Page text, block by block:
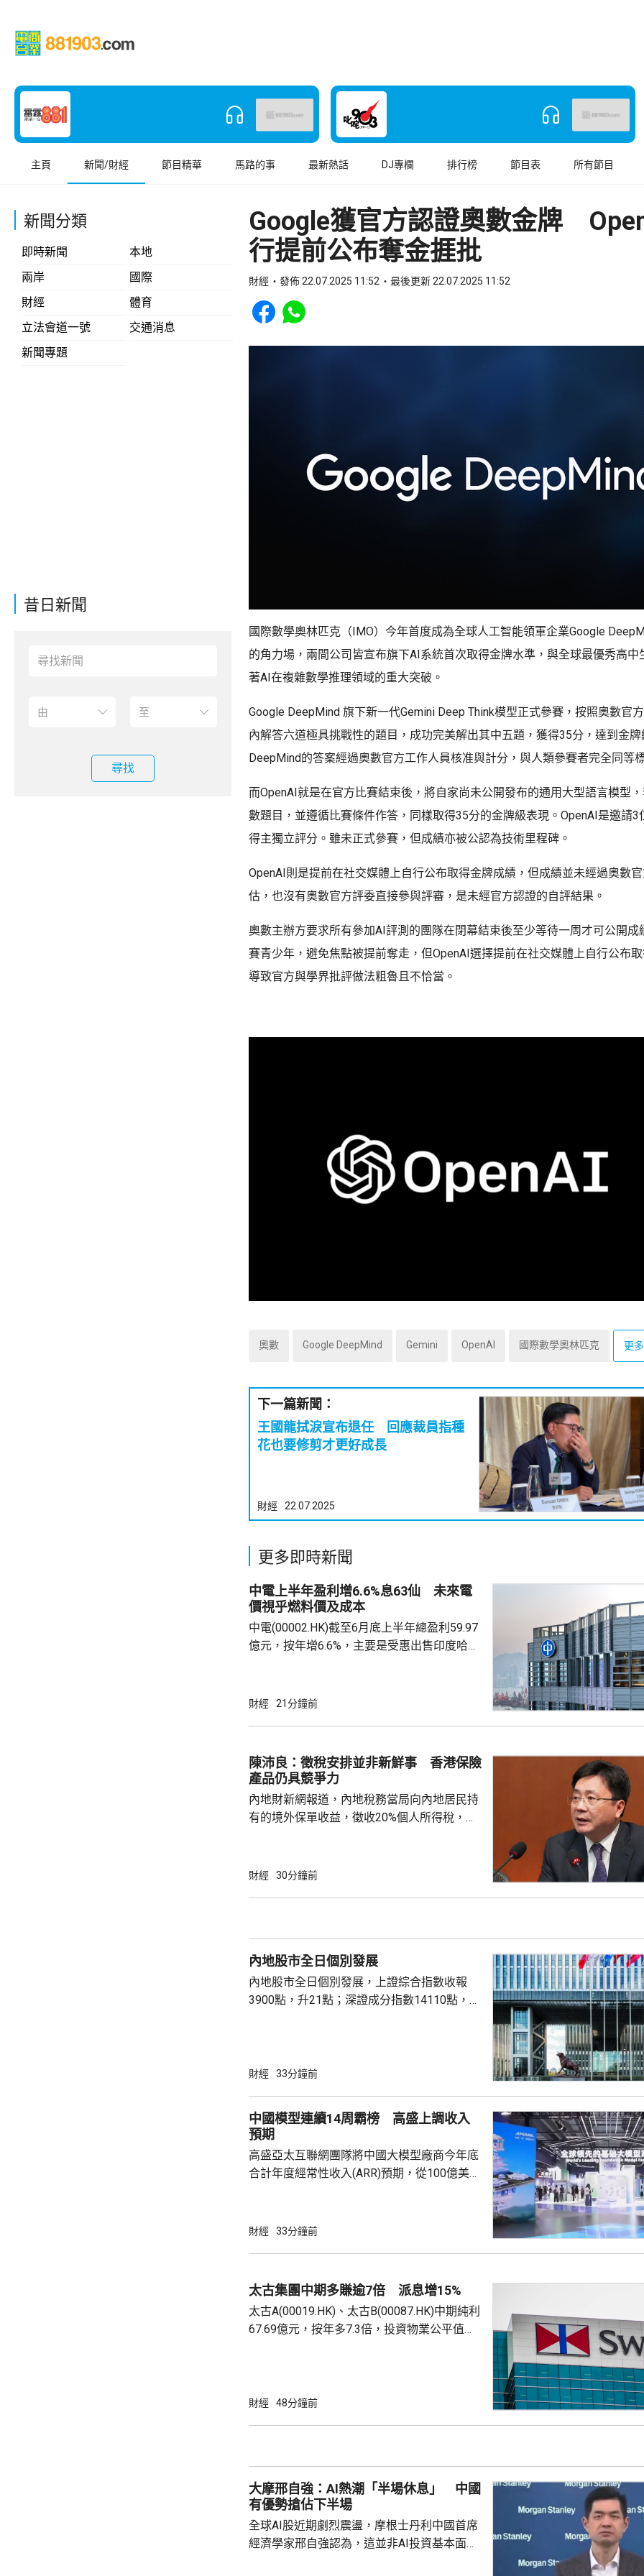
主頁 新聞/財經 節目精華 馬路的事 最新熱話 DJ專欄 排行榜 節目表 所有節目
新聞分類
即時新聞
本地
兩岸
國際
財經
體育
立法會道一號
交通消息
新聞專題
昔日新聞
尋找
Google獲官方認證奧數金牌
行提前公布奪金捱批
財經 發佈 22.07.2025 11:52 最後更新 22.07.2025 11:52
Share to Facebook
Share to WhatsApp
國際數學奧林匹克（IMO）今年首度成為全球人工智能領軍企業Google
的角力場，兩間公司皆宣布旗下AI系統首次取得金牌水準，與全球最優秀高中
著AI在複雜數學推理領域的重大突破。
Google DeepMind 旗下新一代Gemini Deep Think模型正式參賽，按照奧數官
內解答六道極具挑戰性的題目，成功完美解出其中五題，獲得35分，達到金
DeepMind的答案經過奧數官方工作人員核准與計分，與人類參賽者完全同等
而OpenAI就是在官方比賽結束後，將自家尚未公開發布的通用大型語言模型
數題目，並遵循比賽條件作答，同樣取得35分的金牌級表現。OpenAI是邀請3
得主獨立評分。雖未正式參賽，但成績亦被公認為技術里程碑。
OpenAI則是提前在社交媒體上自行公布取得金牌成績，但成績並未經過奧數
估，也沒有奧數官方評委直接參與評審，是未經官方認證的自評結果。
奧數主辦方要求所有參加AI評測的團隊在閉幕結束後至少等待一周才可公開成
賽青少年，避免焦點被提前奪走，但OpenAI選擇提前在社交媒體上自行公布
導致官方與學界批評做法粗魯且不恰當。
奧數 Google DeepMind Gemini OpenAI 國際數學奧林匹克 更
下一篇新聞：
王國龍拭淚宣布退任 回應裁員指種
花也要修剪才更好成長
財經 22.07.2025
更多即時新聞
中電上半年盈利增6.6%息63仙 未來電
價視乎燃料價及成本
中電(00002.HK)截至6月底上半年總盈利59.97
億元，按年增6.6%，主要是受惠出售印度哈格
電今年是成立125周年，首席執行官蔣東強表
量按年上升 3.6%至 170.38億度，主要受惠於
香港經濟增長轉強，帶動各行業的...
財經 21分鐘前
陳沛良：徵稅安排並非新鮮事 香港保險
產品仍具競爭力
內地財新網報道，內地稅務當局向內地居民持
有的境外保單收益，徵收20%個人所得稅，涉
措施未普遍推行，具體適用範圍有待官方說
投資信息，旨在打擊逃稅及避稅行為。近期由
於內地部分區域開始實際執行相...
財經 30分鐘前
內地股市全日個別發展
內地股市全日個別發展，上證綜合指數收報
3900點，升21點；深證成分指數14110點，跌
財經 33分鐘前
中國模型連續14周霸榜 高盛上調收入
預期
高盛亞太互聯網團隊將中國大模型廠商今年底
合計年度經常性收入(ARR)預期，從100億美元
指，OpenRouter平台上，中國模型已連續14
國大模型API及訂閱收入，將從2026年估算的
350億元人民幣...
財經 33分鐘前
太古集團中期多賺逾7倍 派息增15%
太古A(00019.HK)、太古B(00087.HK)中期純利
67.69億元，按年多7.3倍，投資物業公平值轉
樂貢獻基本溢利8.46億元，升5.4%，受惠於消
財經 48分鐘前
大摩邢自強：AI熱潮「半場休息」 中國
有優勢搶佔下半場
全球AI股近期劇烈震盪，摩根士丹利中國首席
經濟學家邢自強認為，這並非AI投資基本面崩